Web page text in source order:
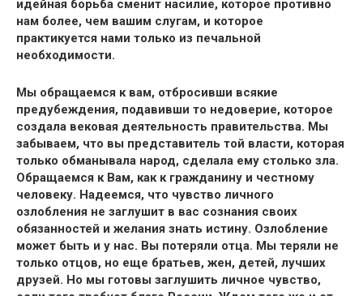
идейная борьба сменит насилие, которое противно
нам более, чем вашим слугам, и которое
практикуется нами только из печальной
необходимости.
Мы обращаемся к вам, отбросивши всякие
предубеждения, подавивши то недоверие, которое
создала вековая деятельность правительства. Мы
забываем, что вы представитель той власти, которая
только обманывала народ, сделала ему столько зла.
Обращаемся к Вам, как к гражданину и честному
человеку. Надеемся, что чувство личного
озлобления не заглушит в вас сознания своих
обязанностей и желания знать истину. Озлобление
может быть и у нас. Вы потеряли отца. Мы теряли не
только отцов, но еще братьев, жен, детей, лучших
друзей. Но мы готовы заглушить личное чувство,